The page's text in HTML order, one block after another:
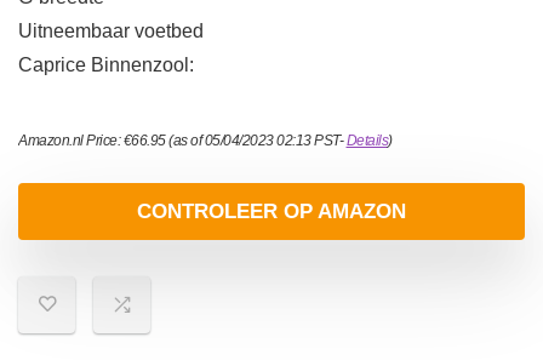
Uitneembaar voetbed
Caprice Binnenzool:
Amazon.nl Price:€66.95(as of 05/04/2023 02:13 PST-Details)
CONTROLEER OP AMAZON